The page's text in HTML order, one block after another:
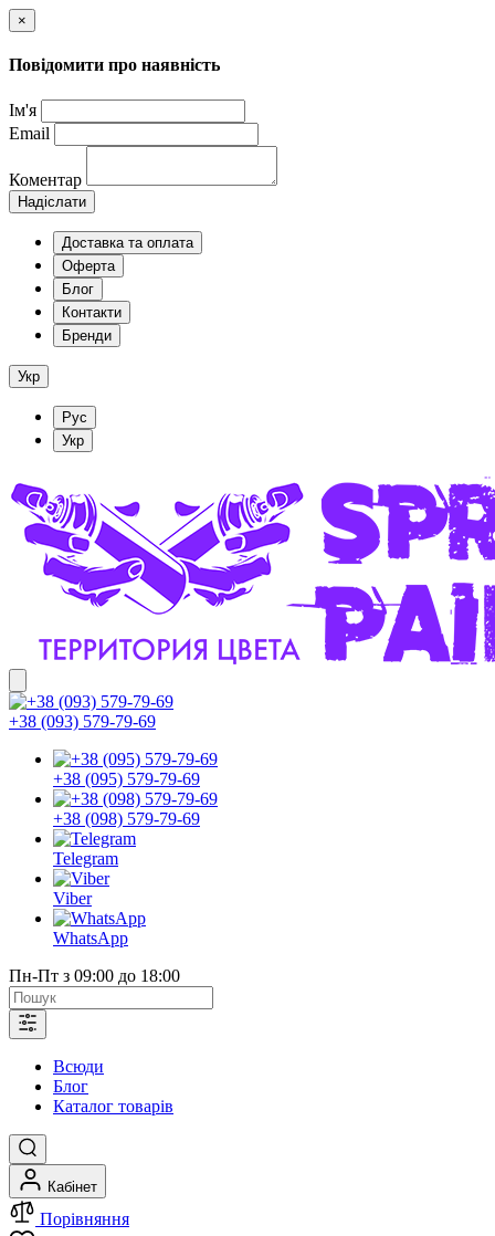
×
Повідомити про наявність
Ім'я
Email
Коментар
Надіслати
Доставка та оплата
Оферта
Блог
Контакти
Бренди
Укр
Рус
Укр
+38 (093) 579-79-69
+38 (095) 579-79-69
+38 (098) 579-79-69
Telegram
Viber
WhatsApp
Пн-Пт з 09:00 до 18:00
Всюди
Блог
Каталог товарів
Кабінет
Порівняння